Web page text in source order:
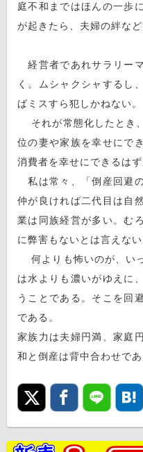
庭不和まではほんの一歩
が起きたら、夫婦の絆な
経営者であれサラリー
く。ムシャクシャするし
ばミスすら犯しかねない。
それが常態化したとき
位の妻や家族を幸せにで
消費者を幸せにできるはず
私は常々、「倒産回避
仲が良ければ二代目は自
業は同族経営が多い。む
に弊害もないとは言えない
何よりも怖いのが、い
は水よりも濃いがゆえに
うことである。そこを回
である。
家族力は夫婦円満、家庭
和と倒産は背中合わせであ